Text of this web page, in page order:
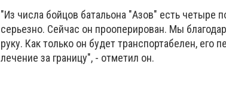
"Из числа бойцов батальона "Азов" есть четыре
серьезно. Сейчас он прооперирован. Мы
руку. Как только он будет транспортабелен, его
лечение за границу", - отметил он.